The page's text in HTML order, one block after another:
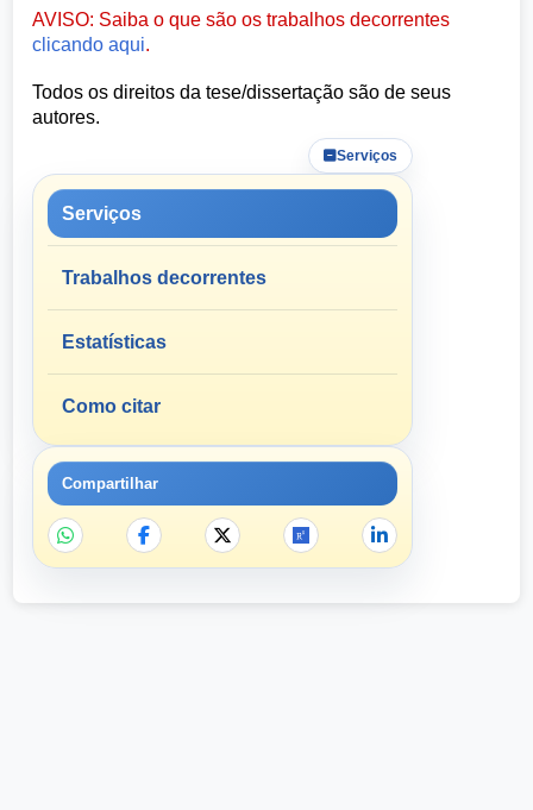
AVISO: Saiba o que são os trabalhos decorrentes
clicando aqui.
Todos os direitos da tese/dissertação são de seus
autores.
Serviços
Serviços
Trabalhos decorrentes
Estatísticas
Como citar
Compartilhar